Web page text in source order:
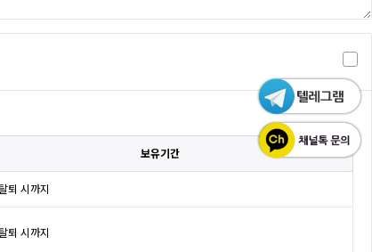
보유기간
퇴 시까지
퇴 시까지